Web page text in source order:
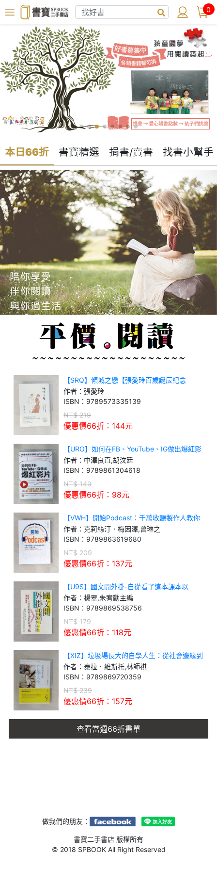
0
本日66折 書寶精選 捐書/賣書 找書小幫手
【SRQ】傾城之戀【張愛玲百歲誕辰紀念
版】：短篇小說集一 1943年
作者： 張愛玲
ISBN： 9789573335139
NT$219
優惠價66折： 144元
【URO】如何在FB、YouTube、IG做出爆紅影
片：會用手機就會做！日本廣告大獎得主教你
從企劃、製作到網路宣傳的最強攻略
作者： 中澤良直,胡汶廷
ISBN： 9789861304618
NT$149
優惠價66折： 98元
【VWH】開始Podcast：千萬收聽製作人教你
內容規劃、主持、上架指南
作者： 克莉絲汀．梅因澤,曾琳之
ISBN： 9789863619680
NT$209
優惠價66折： 137元
【U9S】國文開外掛-自從看了這本課本以
後......
作者： 楊翠,朱宥勳主編
ISBN： 9789869538756
NT$179
優惠價66折： 118元
【XIZ】垃圾場長大的自學人生：從社會邊緣到
劍橋博士的震撼教育
作者： 泰拉．維斯托,林師祺
ISBN： 9789869720359
NT$239
優惠價66折： 157元
查看當週66折書單
做我們的朋友：
書寶二手書店 版權所有
© 2018 SPBOOK All Right Reserved